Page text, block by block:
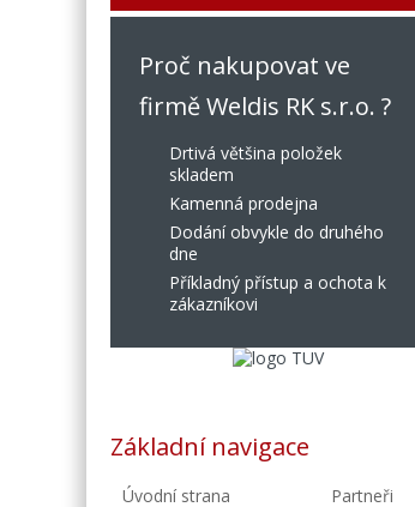
Proč nakupovat ve
firmě Weldis RK s.r.o. ?
Drtivá většina položek
skladem
Kamenná prodejna
Dodání obvykle do druhého
dne
Příkladný přístup a ochota k
zákazníkovi
Základní navigace
Úvodní strana Partneři